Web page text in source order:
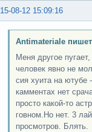
15-08-12 15:09:16
Antimateriale
Меня другое
человек явно не
сия хуита на ютубе
камментах нет
просто какой-то
говном.Но нет. 3
просмотров. Блять.